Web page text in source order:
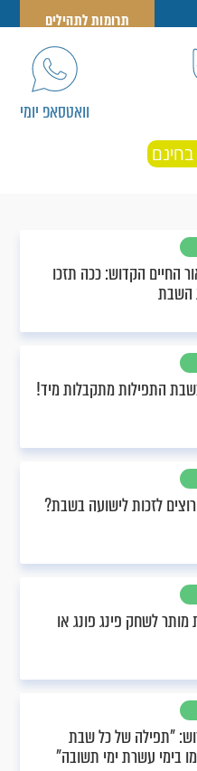
תרומות לתהילים
וואטסאפ יומי
החיים הקדוש: ככה תזכו
השבת
התפילות מתקבלות מיד!
לזכות לישועה בשבת?
לשחק פינג פונג או
"תפילה של כל שבת
בימי עשרת ימי תשובה"